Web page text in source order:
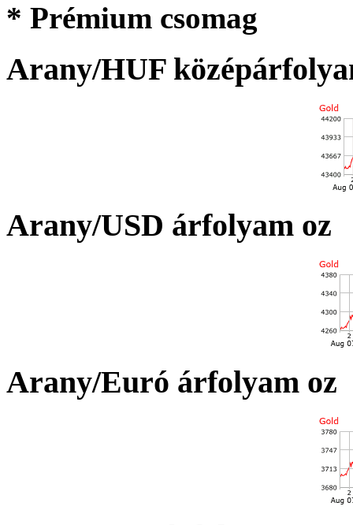
* Prémium csomag
Arany/HUF
Arany/USD árfolyam oz
Arany/Euró árfolyam oz